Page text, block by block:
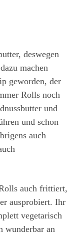
deswegen
machen
geworden, der
Rolls noch
und
und schon
auch
auch frittiert,
ausprobiert. Ihr
vegetarisch
wunderbar an